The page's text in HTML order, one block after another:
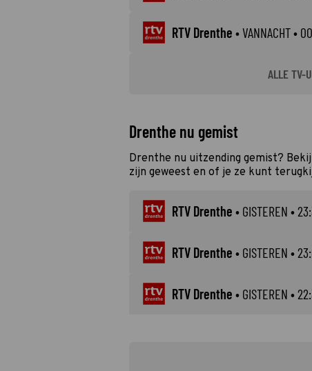
RTV Drenthe •VANNACHT•
ALLE TV-
Drenthe nu gemist
Drenthe nu uitzending gemist?
zijn geweest en of je ze kunt
RTV Drenthe • GISTEREN •
RTV Drenthe • GISTEREN •
RTV Drenthe • GISTEREN •